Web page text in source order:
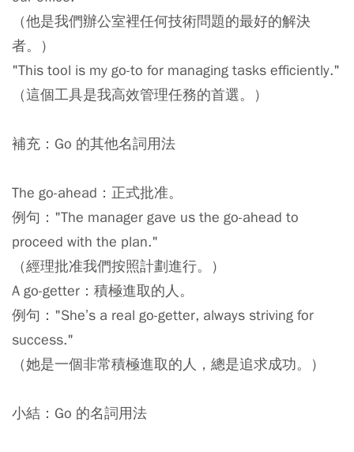
（他是我們辦公室裡任何技術問題的最好的解決
者。）
"This tool is my go-to for managing tasks efficiently."
（這個工具是我高效管理任務的首選。）
補充：Go 的其他名詞用法
The go-ahead：正式批准。
例句："The manager gave us the go-ahead to
proceed with the plan."
（經理批准我們按照計劃進行。）
A go-getter：積極進取的人。
例句："She’s a real go-getter, always striving for
success."
（她是一個非常積極進取的人，總是追求成功。）
小結：Go 的名詞用法